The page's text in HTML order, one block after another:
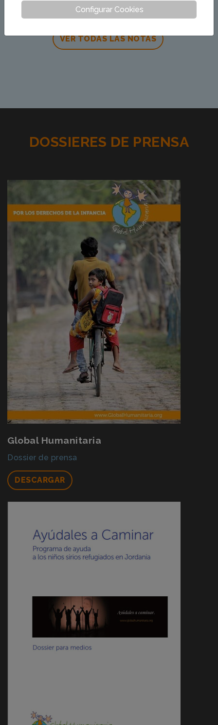
favor de los Derechos de la InfanciaLeer más
VER TODAS LAS NOTAS
DOSSIERES DE PRENSA
Global Humanitaria
Dossier de prensa
DESCARGAR
Configurar Cookies